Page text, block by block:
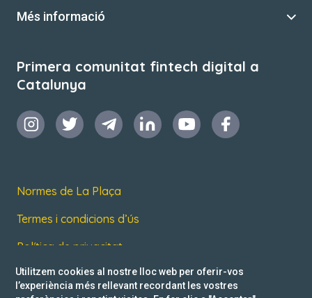
Més informació
Primera comunitat fintech digital a
Catalunya
Normes de La Plaça
Termes i condicions d’ús
Política de privacitat
Reclamacions
Utilitzem cookies al nostre lloc web per oferir-vos
l’experiència més rellevant recordant les vostres